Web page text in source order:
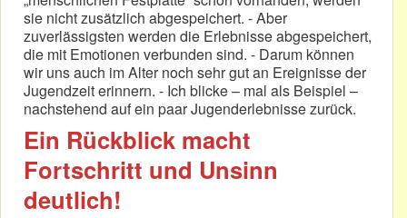
sie nicht zusätzlich abgespeichert. - Aber
zuverlässigsten werden die Erlebnisse abgespeichert,
die mit Emotionen verbunden sind. - Darum können
wir uns auch im Alter noch sehr gut an Ereignisse der
Jugendzeit erinnern. - Ich blicke – mal als Beispiel –
nachstehend auf ein paar Jugenderlebnisse zurück.
Ein Rückblick macht
Fortschritt und Unsinn
deutlich!